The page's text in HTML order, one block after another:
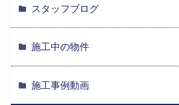
スタッフブログ
施工中の物件
施工事例動画